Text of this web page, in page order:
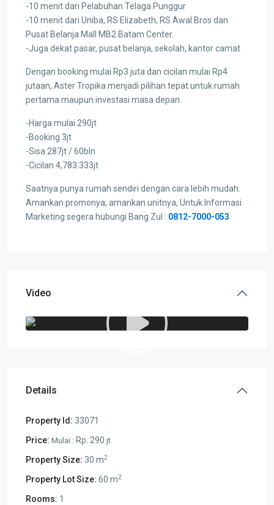
-10 menit dari Pelabuhan Telaga Punggur
-10 menit dari Uniba, RS Elizabeth, RS Awal Bros dan
Pusat Belanja Mall MB2 Batam Center.
-Juga dekat pasar, pusat belanja, sekolah, kantor camat
Dengan booking mulai Rp3 juta dan cicilan mulai Rp4
jutaan, Aster Tropika menjadi pilihan tepat untuk rumah
pertama maupun investasi masa depan.
-Harga mulai 290jt
-Booking 3jt
-Sisa 287jt / 60bln
-Cicilan 4,783.333jt
Saatnya punya rumah sendiri dengan cara lebih mudah.
Amankan promonya, amankan unitnya, Untuk Informasi
Marketing segera hubungi Bang Zul : 0812-7000-053
Video
Details
Property Id: 33071
Price: Mulai : Rp. 290 jt
Property Size: 30 m2
Property Lot Size: 60 m2
Rooms: 1